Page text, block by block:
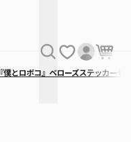
『僕とロボコ』ベローズステッカー